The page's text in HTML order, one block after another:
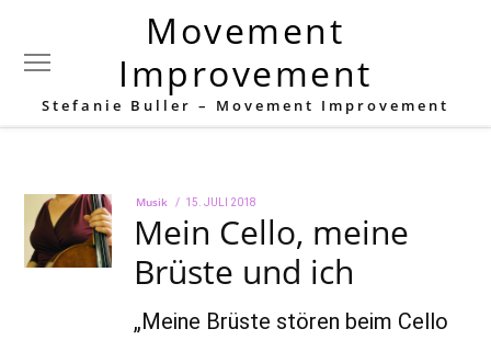
Movement
Improvement
Stefanie Buller – Movement Improvement
Schlagwort:Gewohnheit
Musik
POSTED
ON
15. JULI 2018
AUGUST
2022
Mein Cello, meine
Brüste und ich
„Meine Brüste stören beim Cello